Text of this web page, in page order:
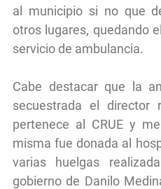
al municipio si no que
otros lugares, quedando
servicio de ambulancia.
Cabe destacar que la
secuestrada el director
pertenece al CRUE y
misma fue donada al
varias huelgas
gobierno de Danilo